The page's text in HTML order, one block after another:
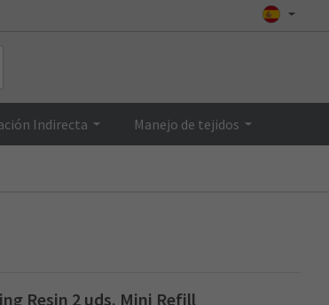
Indirecta Manejo de tejidos
Resin 2 uds. Mini Refill